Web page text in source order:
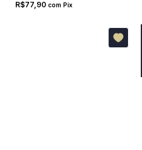
R$77,90 com Pix